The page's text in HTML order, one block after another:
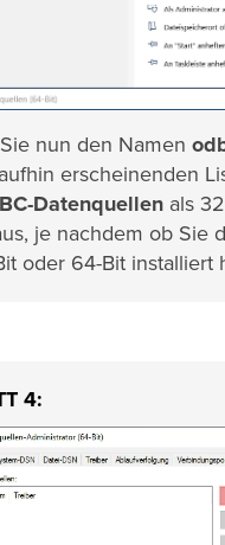
nun den Namen
erscheinenden
Datenquellen als
je nachdem ob Sie
oder 64-Bit installiert
4: